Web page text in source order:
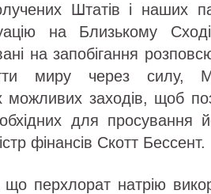
Штатів і наших
на Близькому
на запобігання
миру через силу,
можливих заходів, щоб
для просування
фінансів Скотт Бессент.
перхлорат натрію